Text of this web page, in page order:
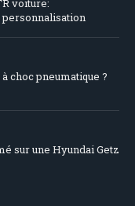
voiture:
choc pneumatique ?
sur une Hyundai Getz